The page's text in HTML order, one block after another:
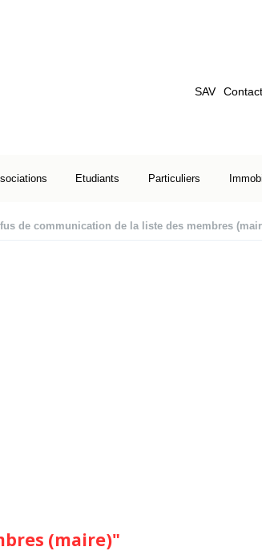
SAV
Etudiants Particuliers
de communication de la liste des membres
(maire)"